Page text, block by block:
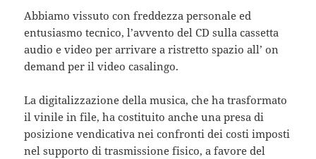
Abbiamo vissuto con freddezza personale ed
entusiasmo tecnico, l’avvento del CD sulla cassetta
audio e video per arrivare a ristretto spazio all’ on
demand per il video casalingo.
La digitalizzazione della musica, che ha trasformato
il vinile in file, ha costituito anche una presa di
posizione vendicativa nei confronti dei costi imposti
nel supporto di trasmissione fisico, a favore del